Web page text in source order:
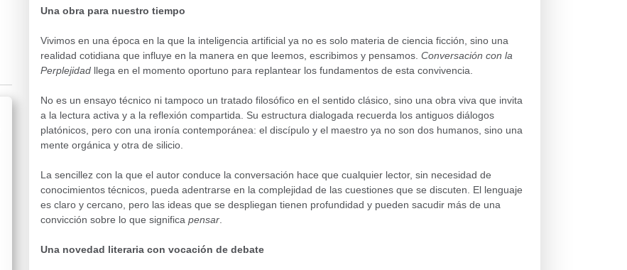
Una obra para nuestro tiempo
Vivimos en una época en la que la inteligencia artificial ya no es solo materia de ciencia ficción, sino una
realidad cotidiana que influye en la manera en que leemos, escribimos y pensamos. Conversación con la
Perplejidadllega en el momento oportuno para replantear los fundamentos de esta convivencia.
No es un ensayo técnico ni tampoco un tratado filosófico en el sentido clásico, sino una obra viva que invita
a la lectura activa y a la reflexión compartida. Su estructura dialogada recuerda los antiguos diálogos
platónicos, pero con una ironía contemporánea: el discípulo y el maestro ya no son dos humanos, sino una
mente orgánica y otra de silicio.
La sencillez con la que el autor conduce la conversación hace que cualquier lector, sin necesidad de
conocimientos técnicos, pueda adentrarse en la complejidad de las cuestiones que se discuten. El lenguaje
es claro y cercano, pero las ideas que se despliegan tienen profundidad y pueden sacudir más de una
convicción sobre lo que significa pensar.
Una novedad literaria con vocación de debate